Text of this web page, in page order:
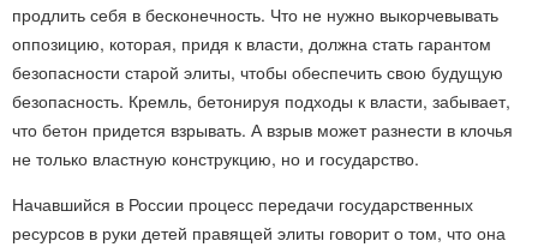
продлить себя в бесконечность. Что не нужно выкорчевывать
оппозицию, которая, придя к власти, должна стать гарантом
безопасности старой элиты, чтобы обеспечить свою будущую
безопасность. Кремль, бетонируя подходы к власти, забывает,
что бетон придется взрывать. А взрыв может разнести в клочья
не только властную конструкцию, но и государство.
Начавшийся в России процесс передачи государственных
ресурсов в руки детей правящей элиты говорит о том, что она